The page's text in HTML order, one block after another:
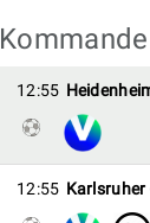
12:55
12:55 Karlsruher